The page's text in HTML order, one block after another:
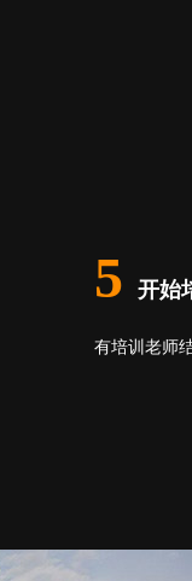
5 开始
有培训老师